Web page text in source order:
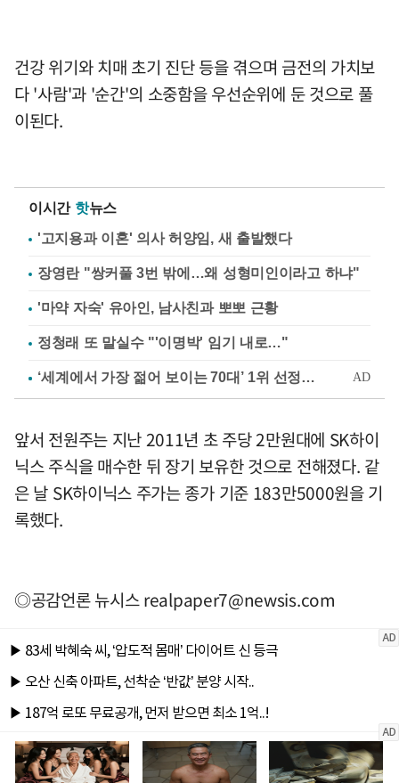
건강 위기와 치매 초기 진단 등을 겪으며 금전의 가치보
다 '사람'과 '순간'의 소중함을 우선순위에 둔 것으로 풀
이된다.
이시간 핫뉴스
'고지용과 이혼' 의사 허양임, 새 출발했다
장영란 "쌍커풀 3번 밖에…왜 성형미인이라고 하냐"
'마약 자숙' 유아인, 남사친과 뽀뽀 근황
정청래 또 말실수 "'이명박' 임기 내로…"
앞서 전원주는 지난 2011년 초 주당 2만원대에 SK하이
닉스 주식을 매수한 뒤 장기 보유한 것으로 전해졌다. 같
은 날 SK하이닉스 주가는 종가 기준 183만5000원을 기
록했다.
◎공감언론 뉴시스realpaper7@newsis.com